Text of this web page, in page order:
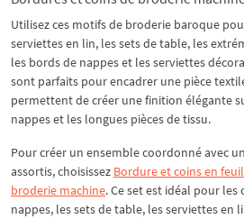
Utilisez ces motifs de broderie baroque
serviettes en lin, les sets de table, les
les bords de nappes et les serviettes
sont parfaits pour encadrer une pièce
permettent de créer une finition élégante
nappes et les longues pièces de tissu.
Pour créer un ensemble coordonné avec
assortis, choisissez Bordure et coins en
broderie machine. Ce set est idéal pour
nappes, les sets de table, les serviettes en